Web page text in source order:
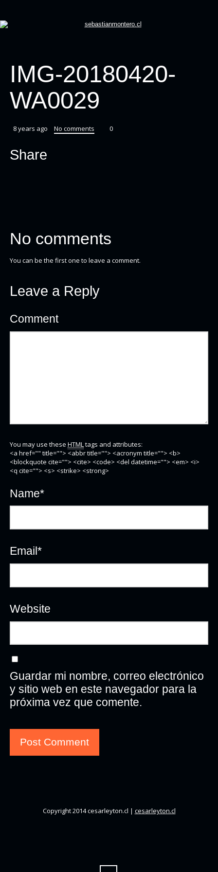
IMG-20180420-
WA0029
8 years ago No comments 0
Share
No comments
You can be the first one to leave a comment.
Leave a Reply
Comment
You may use these HTMLtags and attributes:
<a href="" title=""> <abbr title=""> <acronym title=""> <b>
<blockquote cite=""> <cite> <code> <del datetime=""> <em> <i>
<q cite=""> <s> <strike> <strong>
Name*
Email *
Website
Guardar mi nombre, correo electrónico
y sitio web en este navegador para la
próxima vez que comente.
Copyright 2014 cesarleyton.cl | cesarleyton.cl